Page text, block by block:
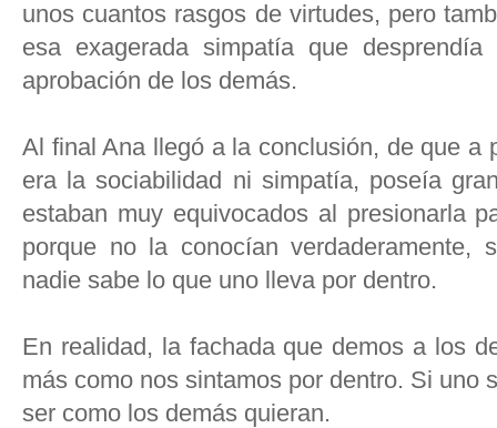
unos cuantos rasgos de virtudes, pero
esa exagerada simpatía que
aprobación de los demás.
Al final Ana llegó a la conclusión, de que a
era la sociabilidad ni simpatía, poseía
estaban muy equivocados al presionarla
porque no la conocían verdaderamente,
nadie sabe lo que uno lleva por dentro.
En realidad, la fachada que demos a los
más como nos sintamos por dentro. Si uno
ser como los demás quieran.